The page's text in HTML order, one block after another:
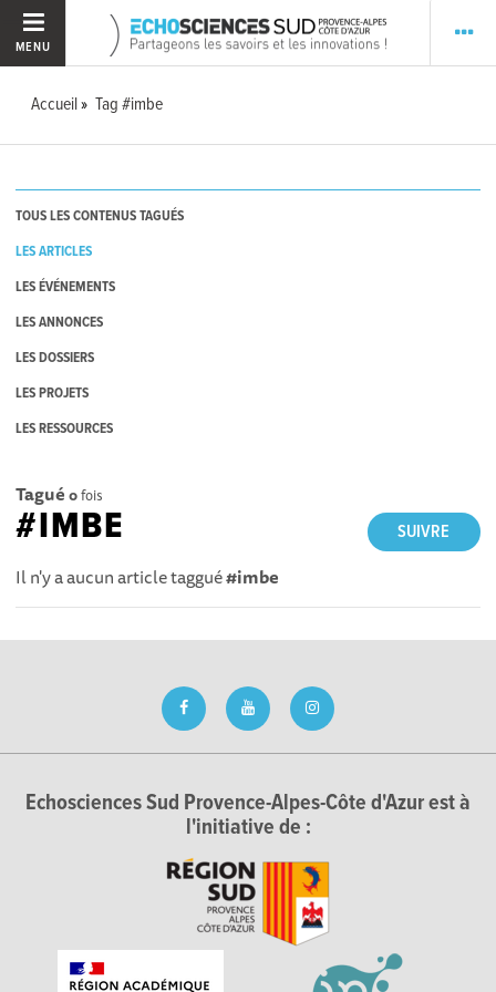
MENU
Accueil Tag #imbe
TOUS LES CONTENUS TAGUÉS
LES ARTICLES
LES ÉVÉNEMENTS
LES ANNONCES
LES DOSSIERS
LES PROJETS
LES RESSOURCES
Tagué 0fois
SUIVRE
#IMBE
Il n'y a aucun article taggué#imbe
Echosciences Sud Provence-Alpes-Côte d'Azur est à
l'initiative de :